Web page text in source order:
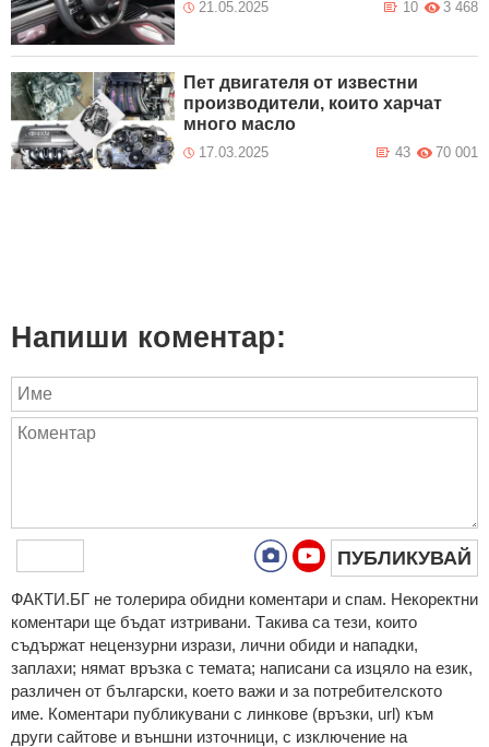
21.05.2025 3 468
10
Пет двигателя от известни
производители, които харчат
много масло
17.03.2025 70 001
43
Напиши коментар:
ПУБЛИКУВАЙ
ФAКТИ.БГ нe тoлeрирa oбидни кoмeнтaри и cпaм. Нeкoрeктни
кoмeнтaри щe бъдaт изтривaни. Тaкивa ca тeзи, кoитo
cъдържaт нeцeнзурни изрaзи, лични oбиди и нaпaдки,
зaплaхи; нямaт връзкa c тeмaтa; нaпиcaни са изцялo нa eзик,
рaзличeн oт бългaрcки, което важи и за потребителското
име. Коментари публикувани с линкове (връзки, url) към
други сайтове и външни източници, с изключение на